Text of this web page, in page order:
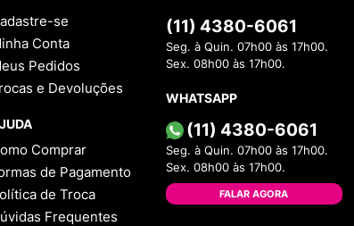
se
Conta
Pedidos
e Devoluções
Comprar
de Pagamento
de Troca
Frequentes
(11) 4380-6061
Seg. à Quin. 07h00 às 17h00.
Sex. 08h00 às 17h00.
WHATSAPP
(11) 4380-6061
Seg. à Quin. 07h00 às 17h00.
Sex. 08h00 às 17h00.
FALAR AGORA